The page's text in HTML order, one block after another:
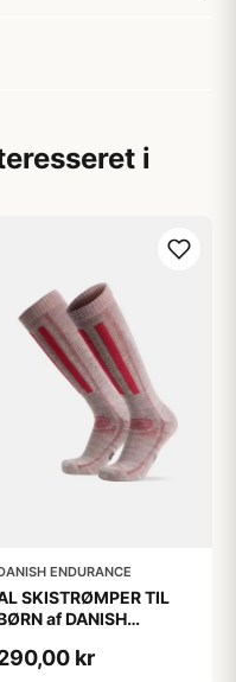
i
ENDURANCE
SKISTRØMPER TIL
af DANISH
Lyserød, 35-38
kr